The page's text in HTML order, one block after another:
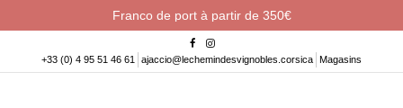
Franco de port à partir de 350€
+33 (0) 4 95 51 46 61 ajaccio@lechemindesvignobles.corsica Magasins